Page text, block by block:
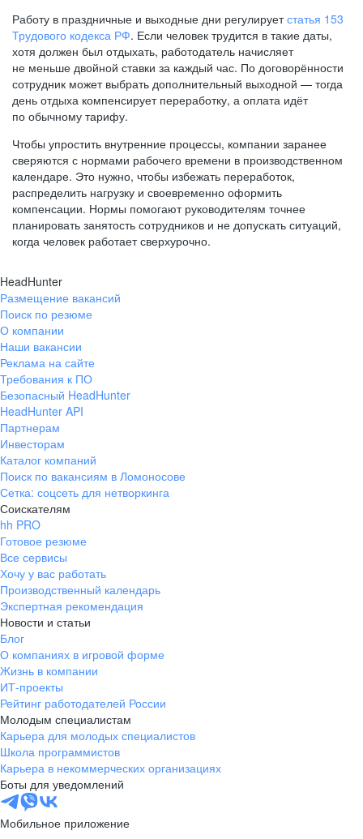
Работу в праздничные и выходные дни регулируетстатья 153
Трудового кодекса РФ. Если человек трудится в такие даты,
хотя должен был отдыхать, работодатель начисляет
не меньше двойной ставки за каждый час. По договорённости
сотрудник может выбрать дополнительный выходной — тогда
день отдыха компенсирует переработку, а оплата идёт
по обычному тарифу.
Чтобы упростить внутренние процессы, компании заранее
сверяются с нормами рабочего времени в производственном
календаре. Это нужно, чтобы избежать переработок,
распределить нагрузку и своевременно оформить
компенсации. Нормы помогают руководителям точнее
планировать занятость сотрудников и не допускать ситуаций,
когда человек работает сверхурочно.
HeadHunter
Размещение вакансий
Поиск по резюме
О компании
Наши вакансии
Реклама на сайте
Требования к ПО
Безопасный HeadHunter
HeadHunter API
Партнерам
Инвесторам
Каталог компаний
Поиск по вакансиям в Ломоносове
Сетка: соцсеть для нетворкинга
Соискателям
hh PRO
Готовое резюме
Все сервисы
Хочу у вас работать
Производственный календарь
Экспертная рекомендация
Новости и статьи
Блог
О компаниях в игровой форме
Жизнь в компании
ИТ-проекты
Рейтинг работодателей России
Молодым специалистам
Карьера для молодых специалистов
Школа программистов
Карьера в некоммерческих организациях
Боты для уведомлений
Мобильное приложение